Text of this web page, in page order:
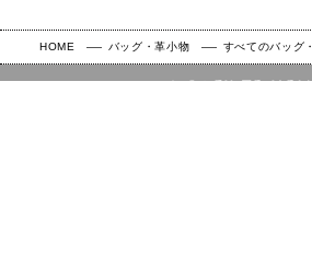
HOME バッグ・革小物 すべてのバッグ
BACK TO